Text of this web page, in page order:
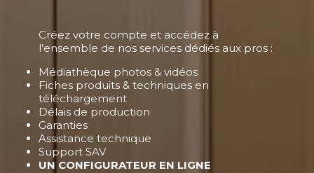
Créez votre compte et accédez à
l’ensemble de nos services dédiés aux pros :
Médiathèque photos & vidéos
Fiches produits & techniques en
téléchargement
Délais de production
Garanties
Assistance technique
Support SAV
UN CONFIGURATEUR EN LIGNE